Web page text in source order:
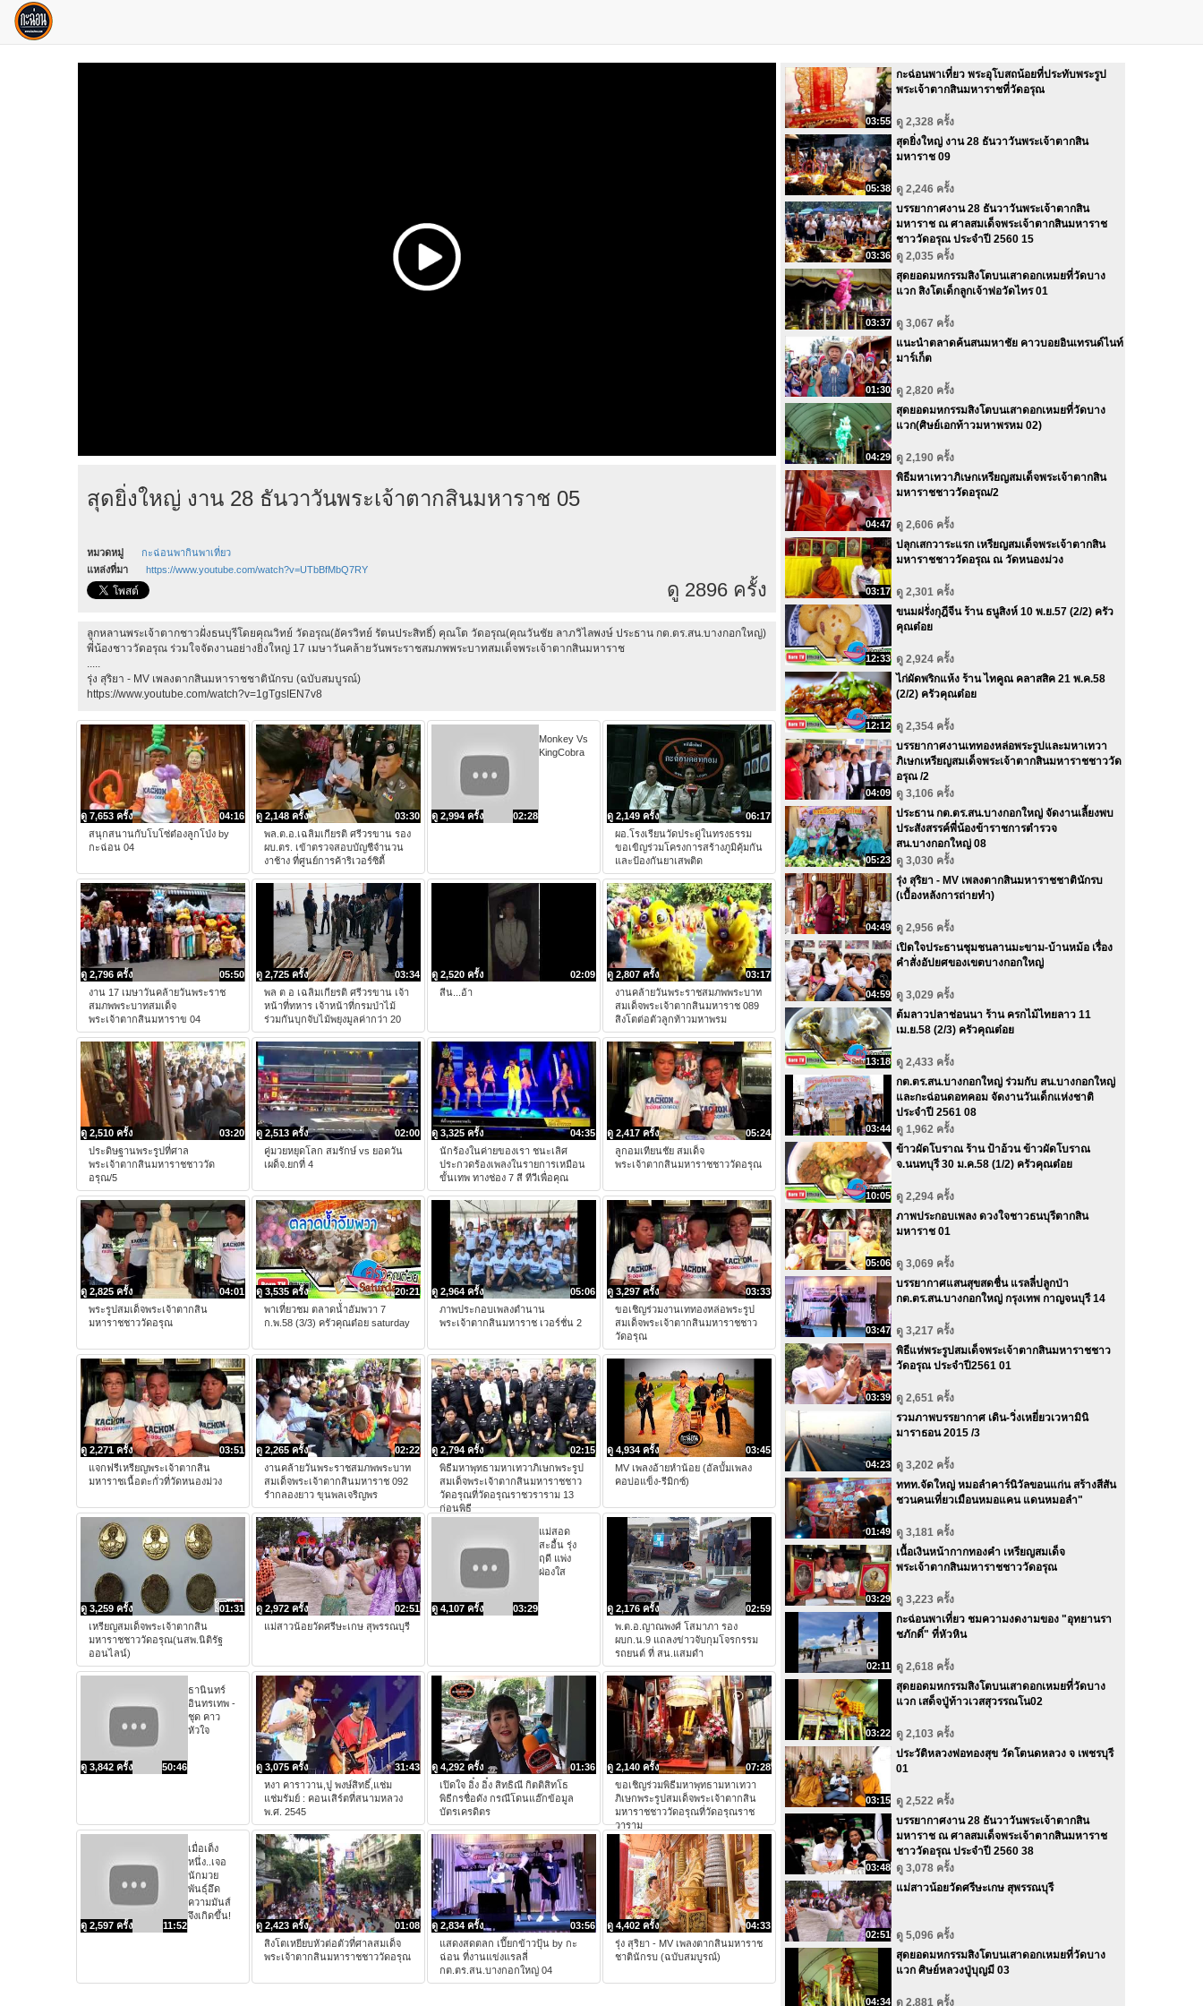
สุดยิ่งใหญ่ งาน 28 ธันวาวันพระเจ้าตากสินมหาราช 05
หมวดหมู่
กะฉ่อนพากินพาเที่ยว
แหล่งที่มา
https://www.youtube.com/watch?v=UTbBfMbQ7RY
ดู 2896 ครั้ง
ลูกหลานพระเจ้าตากชาวฝั่งธนบุรีโดยคุณวิทย์ วัดอรุณ(อัครวิทย์ รัตนประสิทธิ์) คุณโต วัดอรุณ(คุณวันชัย ลาภวิไลพงษ์ ประธาน กต.ตร.สน.บางกอกใหญ่)
พี่น้องชาววัดอรุณ ร่วมใจจัดงานอย่างยิ่งใหญ่ 17 เมษาวันคล้ายวันพระราชสมภพพระบาทสมเด็จพระเจ้าตากสินมหาราช
รุ่ง สุริยา - MV เพลงตากสินมหาราชชาตินักรบ (ฉบับสมบูรณ์)
https://www.youtube.com/watch?v=1gTgsIEN7v8
04:16
ดู 7,653 ครั้ง
สนุกสนานกับโบโซ่ต๋องลูกโป่ง by
กะฉ่อน 04
03:30
ดู 2,148 ครั้ง
พล.ต.อ.เฉลิมเกียรติ ศรีวรขาน รอง
ผบ.ตร. เข้าตรวจสอบบัญชีจำนวน
งาช้าง ที่ศูนย์การค้าริเวอร์ซิตี้
02:28
ดู 2,994 ครั้ง
Monkey Vs
KingCobra
06:17
ดู 2,149 ครั้ง
ผอ.โรงเรียนวัดประดู่ในทรงธรรม
ขอเขิญร่วมโครงการสร้างภูมิคุ้มกัน
และป้องกันยาเสพติด
05:50
ดู 2,796 ครั้ง
งาน 17 เมษาวันคล้ายวันพระราช
สมภพพระบาทสมเด็จ
พระเจ้าตากสินมหาราข 04
03:34
ดู 2,725 ครั้ง
พล ต อ เฉลิมเกียรติ ศรีวรขาน เจ้า
หน้าที่ทหาร เจ้าหน้าที่กรมป่าไม้
ร่วมกันบุกจับไม้พยุงมูลค่ากว่า 20
02:09
ดู 2,520 ครั้ง
สีน...อ้า
03:17
ดู 2,807 ครั้ง
งานคล้ายวันพระราชสมภพพระบาท
สมเด็จพระเจ้าตากสินมหาราช 089
สิงโตต่อตัวลูกท้าวมหาพรม
03:20
ดู 2,510 ครั้ง
ประดิษฐานพระรูปที่ศาล
พระเจ้าตากสินมหาราชชาววัด
อรุณ/5
02:00
ดู 2,513 ครั้ง
คู่มวยหยุดโลก สมรักษ์ vs ยอดวัน
เผด็จ.ยกที่ 4
04:35
ดู 3,325 ครั้ง
นักร้องในค่ายของเรา ชนะเลิศ
ประกวดร้องเพลงในรายการเหมือน
ขั้นเทพ ทางช่อง 7 สี ทีวีเพื่อคุณ
05:24
ดู 2,417 ครั้ง
ลูกอมเทียนชัย สมเด็จ
พระเจ้าตากสินมหาราชชาววัดอรุณ
04:01
ดู 2,825 ครั้ง
พระรูปสมเด็จพระเจ้าตากสิน
มหาราชชาววัดอรุณ
20:21
ดู 3,535 ครั้ง
พาเที่ยวชม ตลาดน้่ำอัมพวา 7
ก.พ.58 (3/3) ครัวคุณต๋อย saturday
05:06
ดู 2,964 ครั้ง
ภาพประกอบเพลงตำนาน
พระเจ้าตากสินมหาราช เวอร์ชั่น 2
03:33
ดู 3,297 ครั้ง
ขอเชิญร่วมงานเททองหล่อพระรูป
สมเด็จพระเจ้าตากสินมหาราชชาว
วัดอรุณ
03:51
ดู 2,271 ครั้ง
แจกฟรีเหรียญพระเจ้าตากสิน
มหาราชเนื้อตะกั่วที่วัดหนองม่วง
02:22
ดู 2,265 ครั้ง
งานคล้ายวันพระราชสมภพพระบาท
สมเด็จพระเจ้าตากสินมหาราช 092
รำกลองยาว ขุนพลเจริญพร
02:15
ดู 2,794 ครั้ง
พิธีมหาพุทธามหาเทวาภิเษกพระรูป
สมเด็จพระเจ้าตากสินมหาราชชาว
วัดอรุณที่วัดอรุณราชวราราม 13
ก่อนพิธี
03:45
ดู 4,934 ครั้ง
MV เพลงอ้ายหำน้อย (อัลบั้มเพลง
คอบ่อแข็ง-รีมิกซ์)
01:31
ดู 3,259 ครั้ง
เหรียญสมเด็จพระเจ้าตากสิน
มหาราชชาววัดอรุณ(นสพ.นิติรัฐ
ออนไลน์)
02:51
ดู 2,972 ครั้ง
แม่สาวน้อยวัดศรีษะเกษ สุพรรณบุรี
03:29
ดู 4,107 ครั้ง
แม่สอด
สะอื้น รุ่ง
ฤดี แพ่ง
ผ่องใส
02:59
ดู 2,176 ครั้ง
พ.ต.อ.ญาณพงศ์ โสมาภา รอง
ผบก.น.9 แถลงข่าวจับกุมโจรกรรม
รถยนต์ ที่ สน.แสมดำ
50:46
ดู 3,842 ครั้ง
ธานินทร์
อินทรเทพ -
ชุด คาว
หัวใจ
31:43
ดู 3,075 ครั้ง
หงา คาราวาน,ปู พงษ์สิทธิ์,แช่ม
แช่มรัมย์ : คอนเสิร์ตที่สนามหลวง
พ.ศ. 2545
01:36
ดู 4,292 ครั้ง
เปิดใจ อิ๋ง อิ๋ง สิทธิณี กิตติสิทโธ
พิธีกรชื่อดัง กรณีโดนแฮ๊กข้อมูล
บัตรเครดิตร
07:28
ดู 2,140 ครั้ง
ขอเชิญร่วมพิธีมหาพุทธามหาเทวา
ภิเษกพระรูปสมเด็จพระเจ้าตากสิน
มหาราชชาววัดอรุณที่วัดอรุณราช
วาราม
11:52
ดู 2,597 ครั้ง
เมื่อเต็ง
หนึ่ง..เจอ
นักมวย
พันธุ์อึด
ความมันส์
จึงเกิดขึ้น!
01:08
ดู 2,423 ครั้ง
สิงโตเหยียบหัวต่อตัวที่ศาลสมเด็จ
พระเจ้าตากสินมหาราชชาววัดอรุณ
03:56
ดู 2,834 ครั้ง
แสดงสดตลก เปี๊ยกข้าวปุ้น by กะ
ฉ่อน ที่งานแข่งแรลลี่
กต.ตร.สน.บางกอกใหญ่ 04
04:33
ดู 4,402 ครั้ง
รุ่ง สุริยา - MV เพลงตากสินมหาราช
ชาตินักรบ (ฉบับสมบูรณ์)
03:55
กะฉ่อนพาเที่ยว พระอุโบสถน้อยที่ประทับพระรูป
พระเจ้าตากสินมหาราชที่วัดอรุณ
ดู 2,328 ครั้ง
05:38
สุดยิ่งใหญ่ งาน 28 ธันวาวันพระเจ้าตากสิน
มหาราช 09
ดู 2,246 ครั้ง
03:36
บรรยากาศงาน 28 ธันวาวันพระเจ้าตากสิน
มหาราช ณ ศาลสมเด็จพระเจ้าตากสินมหาราช
ชาววัดอรุณ ประจำปี 2560 15
ดู 2,035 ครั้ง
03:37
สุดยอดมหกรรมสิงโตบนเสาดอกเหมยที่วัดบาง
แวก สิงโตเด็กลูกเจ้าพ่อวัดไทร 01
ดู 3,067 ครั้ง
01:30
แนะนำตลาดค้นสนมหาชัย คาวบอยอินเทรนด์ไนท์
มาร์เก็ต
ดู 2,820 ครั้ง
04:29
สุดยอดมหกรรมสิงโตบนเสาดอกเหมยที่วัดบาง
แวก(ศิษย์เอกท้าวมหาพรหม 02)
ดู 2,190 ครั้ง
04:47
พิธีมหาเทวาภิเษกเหรียญสมเด็จพระเจ้าตากสิน
มหาราชชาววัดอรุณ/2
ดู 2,606 ครั้ง
03:17
ปลุกเสกวาระแรก เหรียญสมเด็จพระเจ้าตากสิน
มหาราชชาววัดอรุณ ณ วัดหนองม่วง
ดู 2,301 ครั้ง
12:33
ขนมฝรั่งกุฎีจีน ร้าน ธนูสิงห์ 10 พ.ย.57 (2/2) ครัว
คุณต๋อย
ดู 2,924 ครั้ง
12:12
ไก่ผัดพริกแห้ง ร้าน ไทคูณ คลาสสิค 21 พ.ค.58
(2/2) ครัวคุณต๋อย
ดู 2,354 ครั้ง
04:09
บรรยากาศงานเททองหล่อพระรูปและมหาเทวา
ภิเษกเหรียญสมเด็จพระเจ้าตากสินมหาราชชาววัด
อรุณ /2
ดู 3,106 ครั้ง
05:23
ประธาน กต.ตร.สน.บางกอกใหญ่ จัดงานเลี้ยงพบ
ประสังสรรค์พี่น้องข้าราชการตำรวจ
สน.บางกอกใหญ่ 08
ดู 3,030 ครั้ง
04:49
รุ่ง สุริยา - MV เพลงตากสินมหาราชชาตินักรบ
(เบื้องหลังการถ่ายทำ)
ดู 2,956 ครั้ง
04:59
เปิดใจประธานชุมชนลานมะขาม-บ้านหม้อ เรื่อง
คำสั่งอัปยศของเขตบางกอกใหญ่
ดู 3,029 ครั้ง
13:18
ต้มลาวปลาช่อนนา ร้าน ครกไม้ไทยลาว 11
เม.ย.58 (2/3) ครัวคุณต๋อย
ดู 2,433 ครั้ง
03:44
กต.ตร.สน.บางกอกใหญ่ ร่วมกับ สน.บางกอกใหญ่
และกะฉ่อนดอทคอม จัดงานวันเด็กแห่งชาติ
ประจำปี 2561 08
ดู 1,962 ครั้ง
10:05
ข้าวผัดโบราณ ร้าน ป้าอ้วน ข้าวผัดโบราณ
จ.นนทบุรี 30 ม.ค.58 (1/2) ครัวคุณต๋อย
ดู 2,294 ครั้ง
05:06
ภาพประกอบเพลง ดวงใจชาวธนบุรีตากสิน
มหาราช 01
ดู 3,069 ครั้ง
03:47
บรรยากาศแสนสุขสดชื่น แรลลี่ปลูกป่า
กต.ตร.สน.บางกอกใหญ่ กรุงเทพ กาญจนบุรี 14
ดู 3,217 ครั้ง
03:39
พิธีแห่พระรูปสมเด็จพระเจ้าตากสินมหาราชชาว
วัดอรุณ ประจำปี2561 01
ดู 2,651 ครั้ง
04:23
รวมภาพบรรยากาศ เดิน-วิ่งเหยี่ยวเวหามินิ
มาราธอน 2015 /3
ดู 3,202 ครั้ง
01:49
ททท.จัดใหญ่ หมอลำคาร์นิวัลขอนแก่น สร้างสีสัน
ชวนคนเที่ยวเมือนหมอแคน แดนหมอลำ"
ดู 3,181 ครั้ง
03:29
เนื้อเงินหน้ากากทองคำ เหรียญสมเด็จ
พระเจ้าตากสินมหาราชชาววัดอรุณ
ดู 3,223 ครั้ง
02:11
กะฉ่อนพาเที่ยว ชมความงดงามของ "อุทยานรา
ชภักดิ์" ที่หัวหิน
ดู 2,618 ครั้ง
03:22
สุดยอดมหกรรมสิงโตบนเสาดอกเหมยที่วัดบาง
แวก เสด็จปู่ท้าวเวสสุวรรณโน02
ดู 2,103 ครั้ง
03:15
ประวัติหลวงพ่อทองสุข วัดโตนดหลวง จ เพชรบุรี
01
ดู 2,522 ครั้ง
03:48
บรรยากาศงาน 28 ธันวาวันพระเจ้าตากสิน
มหาราช ณ ศาลสมเด็จพระเจ้าตากสินมหาราช
ชาววัดอรุณ ประจำปี 2560 38
ดู 3,078 ครั้ง
02:51
แม่สาวน้อยวัดศรีษะเกษ สุพรรณบุรี
ดู 5,096 ครั้ง
04:34
สุดยอดมหกรรมสิงโตบนเสาดอกเหมยที่วัดบาง
แวก ศิษย์หลวงปู่บุญมี 03
ดู 2,881 ครั้ง